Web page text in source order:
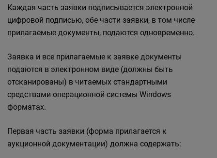
Каждая часть заявки подписывается электронной
цифровой подписью, обе части заявки, в том числе
прилагаемые документы, подаются одновременно.
Заявка и все прилагаемые к заявке документы
подаются в электронном виде (должны быть
отсканированы) в читаемых стандартными
средствами операционной системы Windows
форматах.
Первая часть заявки (форма прилагается к
аукционной документации) должна содержать: